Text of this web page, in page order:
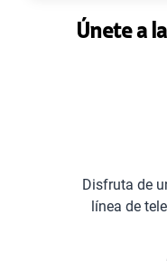
Únete a
Disfruta de
línea de